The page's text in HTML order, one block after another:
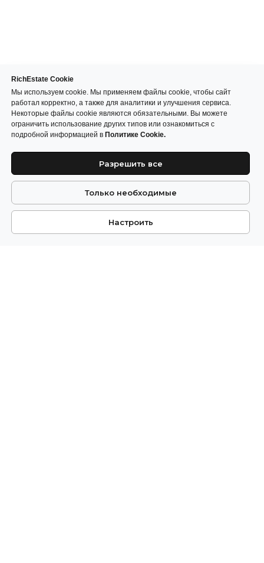
RichEstate Cookie
Мы используем cookie. Мы применяем файлы cookie, чтобы сайт
работал корректно, а также для аналитики и улучшения сервиса.
Некоторые файлы cookie являются обязательными. Вы можете
ограничить использование других типов или ознакомиться с
подробной информацией в Политике Cookie.
Разрешить все
Только необходимые
Настроить